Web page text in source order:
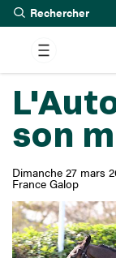
son
Dimanche 27 mars
France Galop